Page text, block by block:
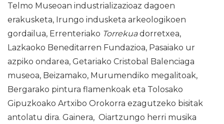
Telmo Museoan industrializazioaz dagoen
erakusketa, Irungo indusketa arkeologikoen
gordailua, Errenteriako Torrekuadorretxea,
Lazkaoko Beneditarren Fundazioa, Pasaiako ur
azpiko ondarea, Getariako Cristobal Balenciaga
museoa, Beizamako, Murumendiko megalitoak,
Bergarako pintura flamenkoak eta Tolosako
Gipuzkoako Artxibo Orokorra ezagutzeko bisitak
antolatu dira. Gainera, Oiartzungo herri musika